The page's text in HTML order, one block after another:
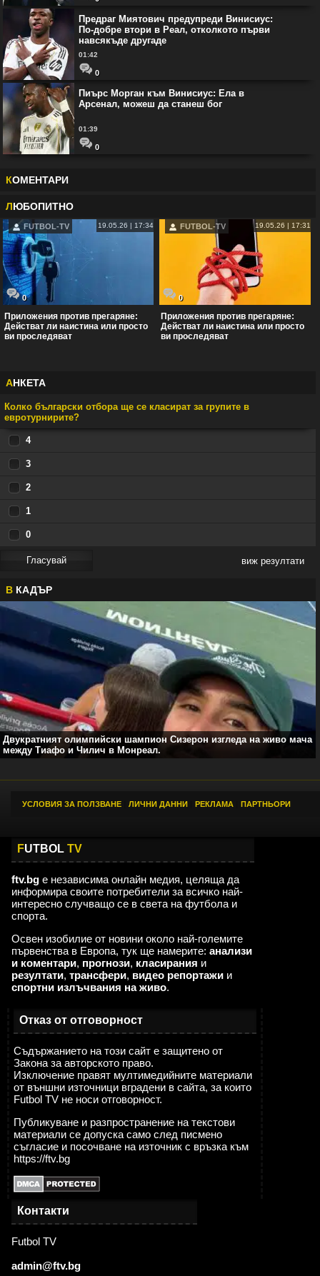
Предраг Миятович предупреди Винисиус:
По-добре втори в Реал, отколкото първи
навсякъде другаде
01:42
0
Пиърс Морган към Винисиус: Ела в
Арсенал, можеш да станеш бог
01:39
0
КОМЕНТАРИ
ЛЮБОПИТНО
FUTBOL-TV 19.05.26 | 17:34
0
Приложения против прегаряне:
Действат ли наистина или просто
ви проследяват
FUTBOL-TV 19.05.26 | 17:31
0
Приложения против прегаряне:
Действат ли наистина или просто
ви проследяват
АНКЕТА
Колко български отбора ще се класират за групите в
евротурнирите?
4
3
2
1
0
виж резултати
В КАДЪР
Двукратният олимпийски шампион Сизерон изгледа на живо мача
между Тиафо и Чилич в Монреал.
УСЛОВИЯ ЗА ПОЛЗВАНЕ ЛИЧНИ ДАННИ РЕКЛАМА ПАРТНЬОРИ
FUTBOL TV
ftv.bg е независима онлайн медия, целяща да
информира своите потребители за всичко най-
интересно случващо се в света на футбола и
спорта.
Освен изобилие от новини около най-големите
първенства в Европа, тук ще намерите: анализи
и коментари, прогнози, класирания и
резултати, трансфери, видео репортажи и
спортни излъчвания на живо.
Отказ от отговорност
Съдържанието на този сайт е защитено от
Закона за авторското право.
Изключение правят мултимедийните материали
от външни източници вградени в сайта, за които
Futbol TV не носи отговорност.
Публикуване и разпространение на текстови
материали се допуска само след писмено
съгласие и посочване на източник с връзка към
https://ftv.bg
Контакти
Futbol TV
admin@ftv.bg